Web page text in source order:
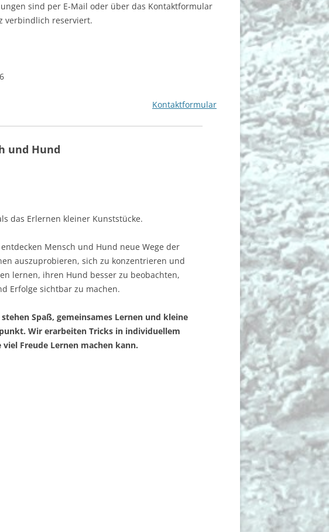
sind per E-Mail oder über das Kontaktformular
verbindlich reserviert.
Kontaktformular
und Hund
das Erlernen kleiner Kunststücke.
Mensch und Hund neue Wege der
auszuprobieren, sich zu konzentrieren und
lernen, ihren Hund besser zu beobachten,
Erfolge sichtbar zu machen.
Spaß, gemeinsames Lernen und kleine
Wir erarbeiten Tricks in individuellem
Freude Lernen machen kann.